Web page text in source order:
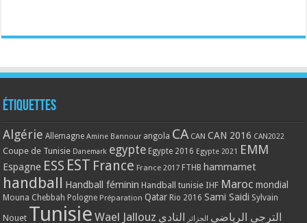
Étiquettes
Algérie Allemagne Amine Bannour angola CA CAN CAN 2016 CAN2022
Coupe de Tunisie Danemark egypte Egypte 2016 Egypte 2021 EMM
Espagne ESS EST France France 2017 FTHB hammamet
handball Handball féminin Handball tunisie IHF Maroc mondial
Mouna Chebbah Pologne Préparation Qatar Rio 2016 Sami Saidi Sylvain
Nouet Tunisie Wael Jallouz الترجي الرياضي الجزائر النادي